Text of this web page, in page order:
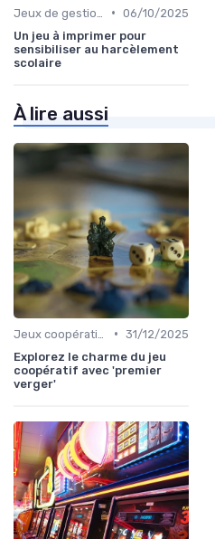
• 06/10/2025
Un jeu à imprimer pour
sensibiliser au harcèlement
scolaire
À lire aussi
• 31/12/2025
Explorez le charme du jeu
coopératif avec 'premier
verger'